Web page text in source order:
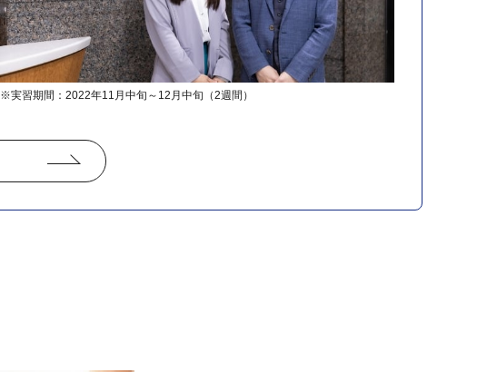
※実習期間：2022年11月中旬～12月中旬 （2週間）